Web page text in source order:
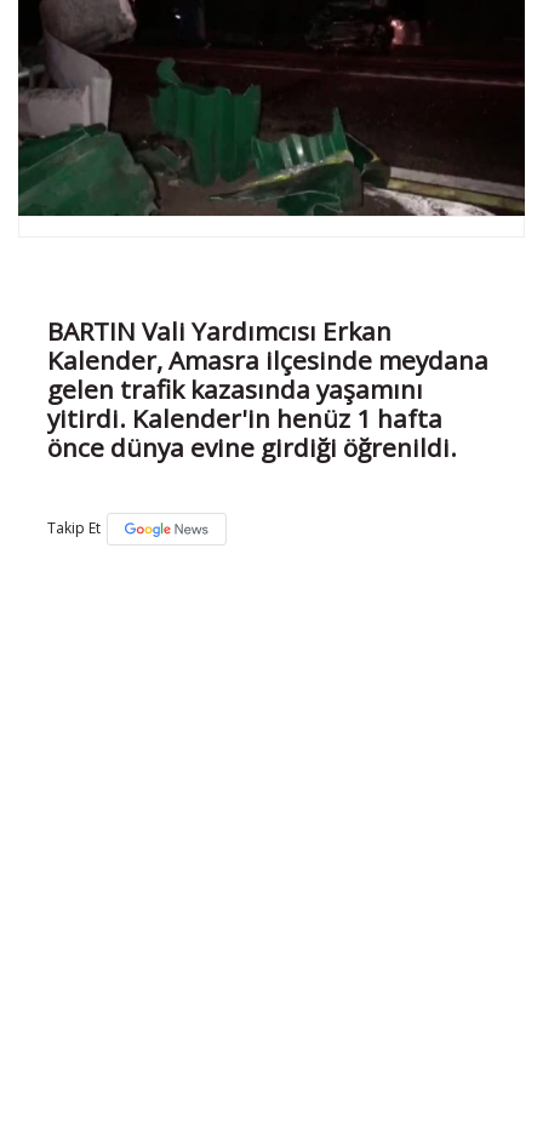
BARTIN Vali Yardımcısı Erkan
Kalender, Amasra ilçesinde meydana
gelen trafik kazasında yaşamını
yitirdi. Kalender'in henüz 1 hafta
önce dünya evine girdiği öğrenildi.
Takip Et